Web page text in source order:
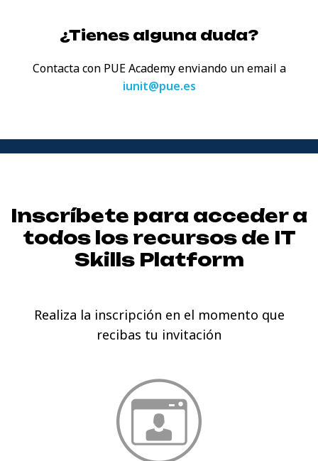
¿Tienes alguna duda?
Contacta con PUE Academy enviando un email a
iunit@pue.es
Inscríbete para acceder a
todos los recursos de IT
Skills Platform
Realiza la inscripción en el momento que
recibas tu invitación